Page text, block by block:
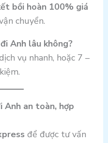
bồi hoàn 100% giá
chuyển.
Anh lâu không?
vụ nhanh, hoặc 7 –
Anh an toàn, hợp
để được tư vấn